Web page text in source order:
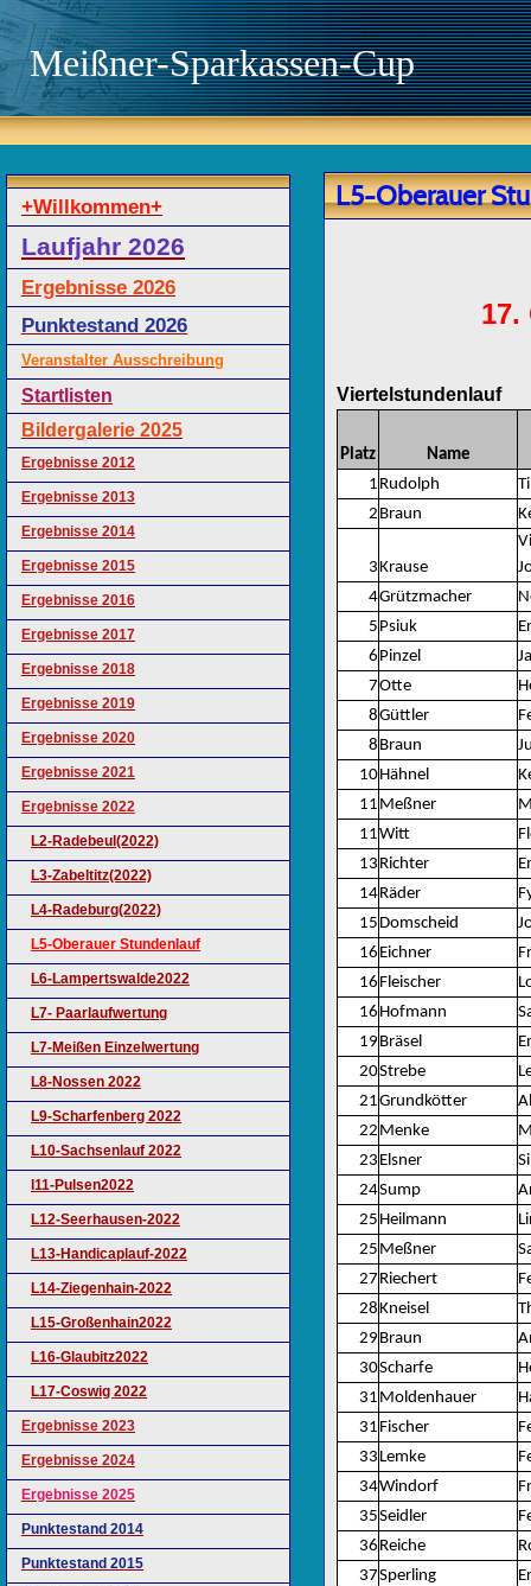
Meißner-Sparkassen-Cup
+Willkommen+
Laufjahr 2026
Ergebnisse 2026
Punktestand 2026
Veranstalter Ausschreibung
Startlisten
Bildergalerie 2025
Ergebnisse 2012
Ergebnisse 2013
Ergebnisse 2014
Ergebnisse 2015
Ergebnisse 2016
Ergebnisse 2017
Ergebnisse 2018
Ergebnisse 2019
Ergebnisse 2020
Ergebnisse 2021
Ergebnisse 2022
L2-Radebeul(2022)
L3-Zabeltitz(2022)
L4-Radeburg(2022)
L5-Oberauer Stundenlauf
L6-Lampertswalde2022
L7- Paarlaufwertung
L7-Meißen Einzelwertung
L8-Nossen 2022
L9-Scharfenberg 2022
L10-Sachsenlauf 2022
l11-Pulsen2022
L12-Seerhausen-2022
L13-Handicaplauf-2022
L14-Ziegenhain-2022
L15-Großenhain2022
L16-Glaubitz2022
L17-Coswig 2022
Ergebnisse 2023
Ergebnisse 2024
Ergebnisse 2025
Punktestand 2014
Punktestand 2015
L5-Oberauer
17.
Viertelstundenlauf
Platz
Name
1 Rudolph
2 Braun
3Krause
4Grützmacher
5 Psiuk
6 Pinzel
7Otte
8Güttler
8 Braun
10Hähnel
11 Meßner
11Witt
13 Richter
14Räder
15 Domscheid
16 Eichner
16 Fleischer
16 Hofmann
19 Bräsel
20Strebe
21Grundkötter
22 Menke
23 Elsner
24Sump
25 Heilmann
25 Meßner
27 Riechert
28Kneisel
29 Braun
30Scharfe
31 Moldenhauer
31 Fischer
33 Lemke
34Windorf
35Seidler
36 Reiche
37Sperling